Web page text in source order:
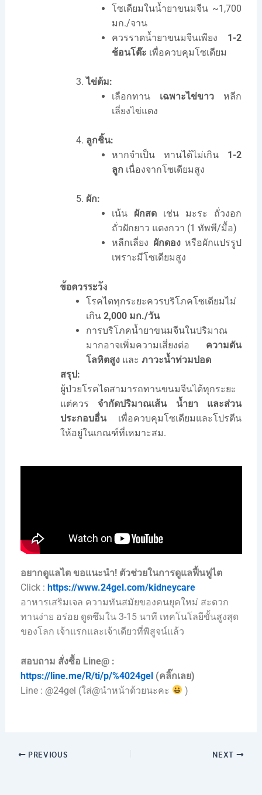
โซเดียมในน้ำยาขนมจีน ~1,700
มก./จาน
ควรราดน้ำยาขนมจีนเพียง 1-2
ช้อนโต๊ะ เพื่อควบคุมโซเดียม
ไข่ต้ม:
เลือกทาน เฉพาะไข่ขาว หลีก
เลี่ยงไข่แดง
ลูกชิ้น:
หากจำเป็น ทานได้ไม่เกิน 1-2
ลูก เนื่องจากโซเดียมสูง
ผัก:
เน้น ผักสดเช่น มะระ ถั่วงอก
ถั่วฝักยาว แตงกวา (1 ทัพพี/มื้อ)
หลีกเลี่ยง ผักดองหรือผักแปรรูป
เพราะมีโซเดียมสูง
ข้อควรระวัง
โรคไตทุกระยะควรบริโภคโซเดียมไม่
เกิน 2,000 มก./วัน
การบริโภคน้ำยาขนมจีนในปริมาณ
มากอาจเพิ่มความเสี่ยงต่อ ความดัน
โลหิตสูงและ ภาวะน้ำท่วมปอด
สรุป:
ผู้ป่วยโรคไตสามารถทานขนมจีนได้ทุกระยะ
แต่ควร จำกัดปริมาณเส้น น้ำยา และส่วน
ประกอบอื่นเพื่อควบคุมโซเดียมและโปรตีน
ให้อยู่ในเกณฑ์ที่เหมาะสม.
อยากดูแลไต ขอแนะนำ! ตัวช่วยในการดูแลฟื้นฟูไต
Click : https://www.24gel.com/kidneycare
อาหารเสริมเจล ความทันสมัยของคนยุคใหม่ สะดวก
ทานง่าย อร่อย ดูดซึมใน 3-15 นาที เทคโนโลยีขั้นสูงสุด
ของโลก เจ้าแรกและเจ้าเดียวที่พิสูจน์แล้ว
สอบถาม สั่งซื้อ Line@ :
https://line.me/R/ti/p/%4024gel(คลิ๊กเลย)
Line : @24gel (ใส่@นำหน้าด้วยนะคะ
)
PREVIOUS NEXT